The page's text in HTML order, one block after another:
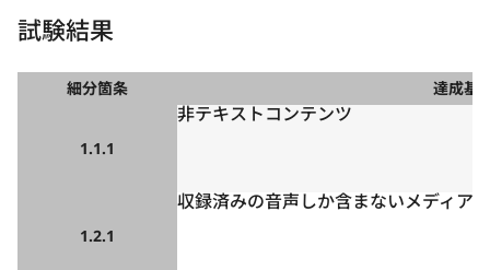
試験結果
細分箇条 達成基
1.1.1
非テキストコンテンツ
1.2.1
収録済みの音声しか含まないメディア